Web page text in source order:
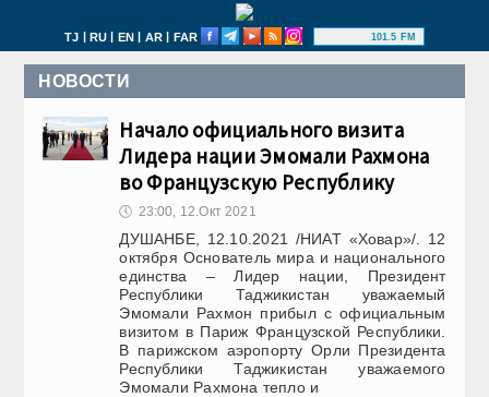
TJ | RU | EN | AR | FAR 101.5 FM
НОВОСТИ
Начало официального визита
Лидера нации Эмомали Рахмона
во Французскую Республику
🕔 23:00, 12.Окт 2021
ДУШАНБЕ, 12.10.2021 /НИАТ «Ховар»/. 12
октября Основатель мира и национального
единства – Лидер нации, Президент
Республики Таджикистан уважаемый
Эмомали Рахмон прибыл с официальным
визитом в Париж Французской Республики.
В парижском аэропорту Орли Президента
Республики Таджикистан уважаемого
Эмомали Рахмона тепло и